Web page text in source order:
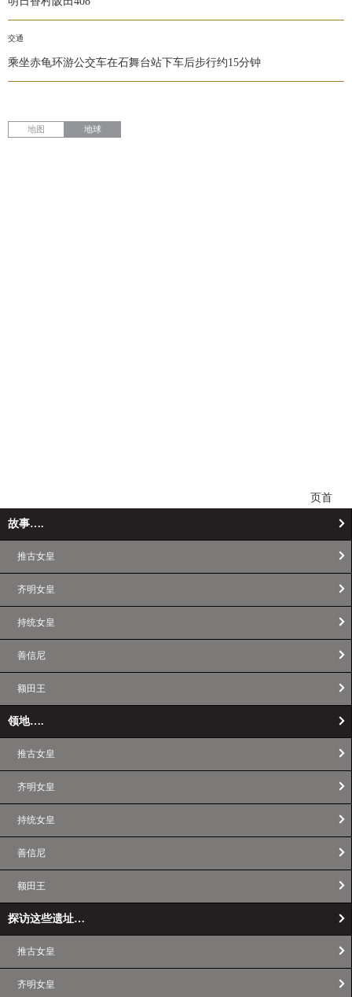
交通
乘坐赤龟环游公交车在石舞台站下车后步行约15分钟
地图 地球
页首
故事….
推古女皇
齐明女皇
持统女皇
善信尼
额田王
领地….
推古女皇
齐明女皇
持统女皇
善信尼
额田王
探访这些遗址…
推古女皇
齐明女皇